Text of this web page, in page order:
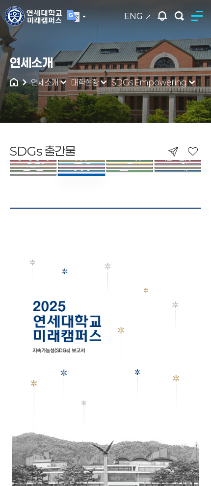
ENG
연세대학교
통합검색
연세소개
연세소개 대학현황 SDGs Empowering
SDGs 출간물